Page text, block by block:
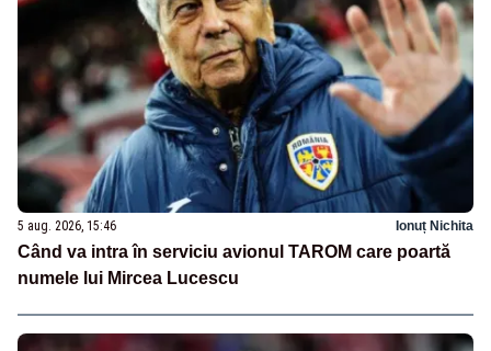
5 aug. 2026, 15:46 Ionuț Nichita
Când va intra în serviciu avionul TAROM care poartă
numele lui Mircea Lucescu